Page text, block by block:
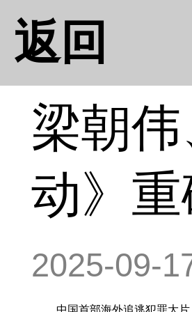
返回
梁朝
动》
2025-09-
中国首部海外追逃犯罪大片《